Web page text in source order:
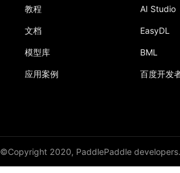
教程
文档
模型库
应用案例
AI Studio
EasyDL
BML
百度开发
©Copyright 2020, PaddlePaddle developers.